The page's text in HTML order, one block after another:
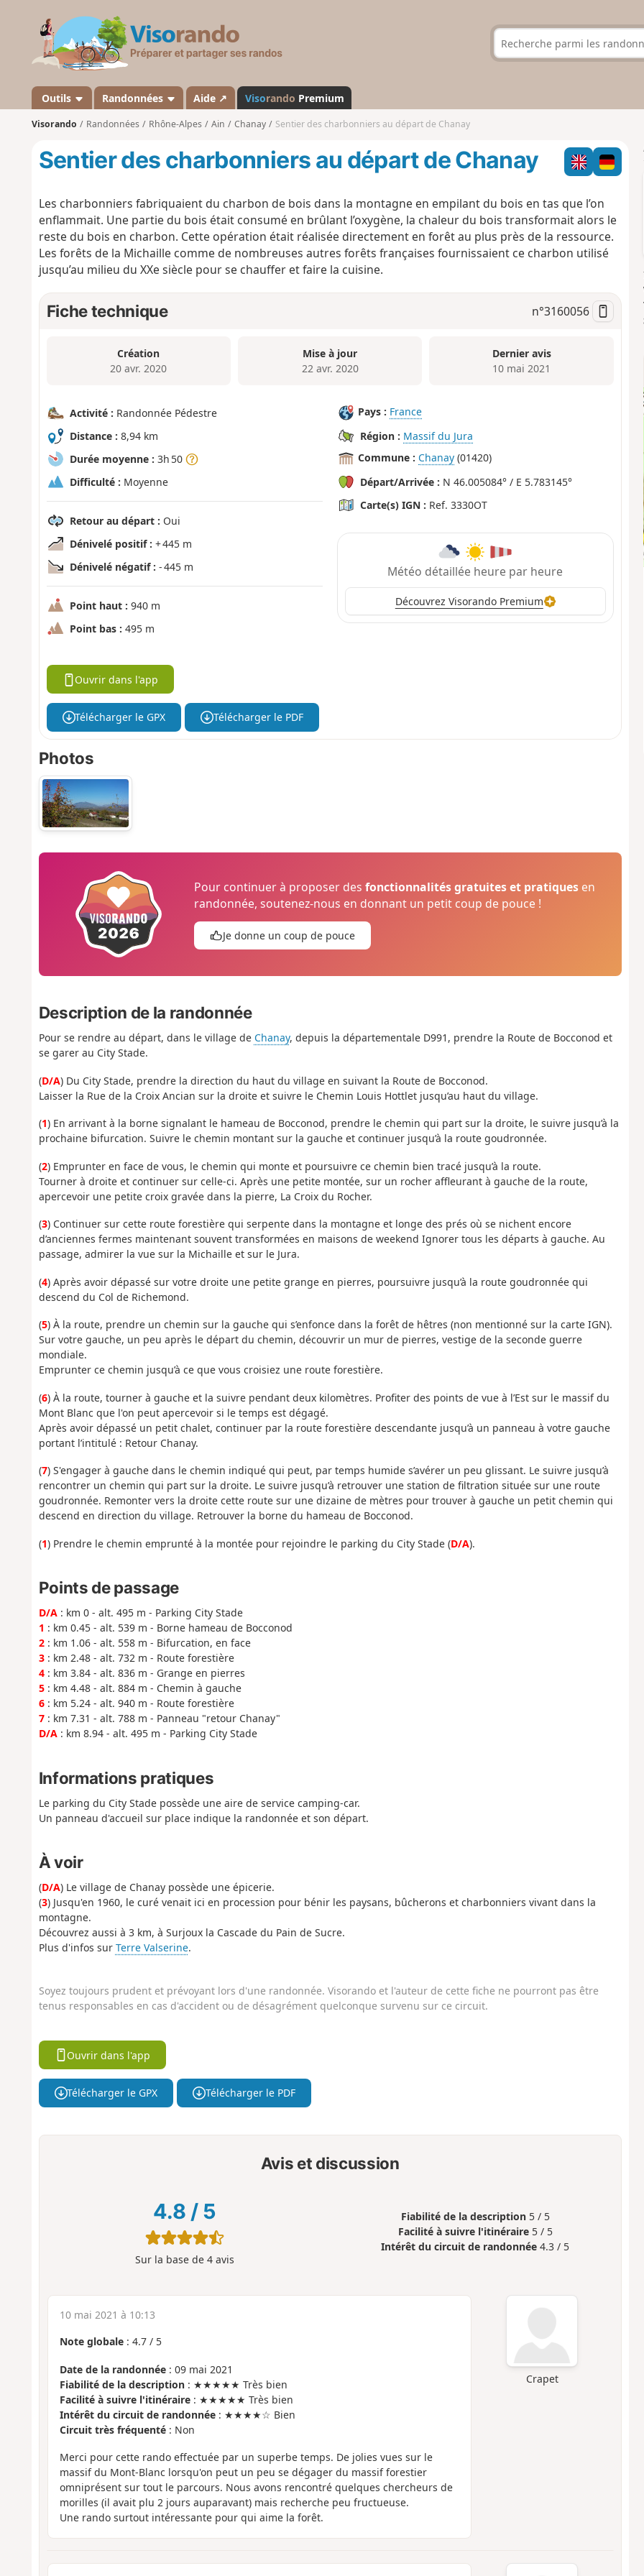
s
a
n
d
Outils Randonnées Aide ↗ Visorando Premium
Visorando Randonnées Rhône-Alpes Ain Chanay Sentier des charbonniers au départ de Chanay
Sentier des charbonniers au départ de Chanay
Les charbonniers fabriquaient du charbon de bois dans la montagne en empilant du bois en tas que l’on
enflammait. Une partie du bois était consumé en brûlant l’oxygène, la chaleur du bois transformait alors le
reste du bois en charbon. Cette opération était réalisée directement en forêt au plus près de la ressource.
Les forêts de la Michaille comme de nombreuses autres forêts françaises fournissaient ce charbon utilisé
jusqu’au milieu du XXe siècle pour se chauffer et faire la cuisine.
Fiche technique n°3160056
Création
20 avr. 2020
Mise à jour
22 avr. 2020
Dernier avis
10 mai 2021
Activité : Randonnée Pédestre
Distance : 8,94 km
Durée moyenne : 3h 50
Difficulté : Moyenne
Retour au départ : Oui
Dénivelé positif : + 445 m
Dénivelé négatif : - 445 m
Point haut : 940 m
Point bas : 495 m
Pays : France
Région : Massif du Jura
Commune : Chanay (01420)
Départ/Arrivée : N 46.005084° / E 5.783145°
Carte(s) IGN : Ref. 3330OT
Météo détaillée heure par heure
Découvrez Visorando Premium
Ouvrir dans l'app
Télécharger le GPX Télécharger le PDF
Photos
Pour continuer à proposer desfonctionnalités gratuites et pratiques en
randonnée, soutenez-nous en donnant un petit coup de pouce !
Je donne un coup de pouce
Description de la randonnée
Pour se rendre au départ, dans le village de Chanay, depuis la départementale D991, prendre la Route de Bocconod et
se garer au City Stade.
(D/A) Du City Stade, prendre la direction du haut du village en suivant la Route de Bocconod.
Laisser la Rue de la Croix Ancian sur la droite et suivre le Chemin Louis Hottlet jusqu’au haut du village.
(1) En arrivant à la borne signalant le hameau de Bocconod, prendre le chemin qui part sur la droite, le suivre jusqu’à la
prochaine bifurcation. Suivre le chemin montant sur la gauche et continuer jusqu’à la route goudronnée.
(2) Emprunter en face de vous, le chemin qui monte et poursuivre ce chemin bien tracé jusqu’à la route.
Tourner à droite et continuer sur celle-ci. Après une petite montée, sur un rocher affleurant à gauche de la route,
apercevoir une petite croix gravée dans la pierre, La Croix du Rocher.
(3) Continuer sur cette route forestière qui serpente dans la montagne et longe des prés où se nichent encore
d’anciennes fermes maintenant souvent transformées en maisons de weekend Ignorer tous les départs à gauche. Au
passage, admirer la vue sur la Michaille et sur le Jura.
(4) Après avoir dépassé sur votre droite une petite grange en pierres, poursuivre jusqu’à la route goudronnée qui
descend du Col de Richemond.
(5) À la route, prendre un chemin sur la gauche qui s’enfonce dans la forêt de hêtres (non mentionné sur la carte IGN).
Sur votre gauche, un peu après le départ du chemin, découvrir un mur de pierres, vestige de la seconde guerre
mondiale.
Emprunter ce chemin jusqu’à ce que vous croisiez une route forestière.
(6) À la route, tourner à gauche et la suivre pendant deux kilomètres. Profiter des points de vue à l’Est sur le massif du
Mont Blanc que l'on peut apercevoir si le temps est dégagé.
Après avoir dépassé un petit chalet, continuer par la route forestière descendante jusqu’à un panneau à votre gauche
portant l’intitulé : Retour Chanay.
(7) S'engager à gauche dans le chemin indiqué qui peut, par temps humide s’avérer un peu glissant. Le suivre jusqu’à
rencontrer un chemin qui part sur la droite. Le suivre jusqu’à retrouver une station de filtration située sur une route
goudronnée. Remonter vers la droite cette route sur une dizaine de mètres pour trouver à gauche un petit chemin qui
descend en direction du village. Retrouver la borne du hameau de Bocconod.
(1) Prendre le chemin emprunté à la montée pour rejoindre le parking du City Stade (D/A).
Points de passage
D/A: km 0 - alt. 495 m - Parking City Stade
1 : km 0.45 - alt. 539 m - Borne hameau de Bocconod
2: km 1.06 - alt. 558 m - Bifurcation, en face
3: km 2.48 - alt. 732 m - Route forestière
4: km 3.84 - alt. 836 m - Grange en pierres
5: km 4.48 - alt. 884 m - Chemin à gauche
6: km 5.24 - alt. 940 m - Route forestière
7: km 7.31 - alt. 788 m - Panneau "retour Chanay"
D/A: km 8.94 - alt. 495 m - Parking City Stade
Informations pratiques
Le parking du City Stade possède une aire de service camping-car.
Un panneau d'accueil sur place indique la randonnée et son départ.
À voir
(D/A) Le village de Chanay possède une épicerie.
(3) Jusqu'en 1960, le curé venait ici en procession pour bénir les paysans, bûcherons et charbonniers vivant dans la
montagne.
Découvrez aussi à 3 km, à Surjoux la Cascade du Pain de Sucre.
Plus d'infos sur Terre Valserine.
Soyez toujours prudent et prévoyant lors d'une randonnée. Visorando et l'auteur de cette fiche ne pourront pas être
tenus responsables en cas d'accident ou de désagrément quelconque survenu sur ce circuit.
Ouvrir dans l'app
Télécharger le GPX Télécharger le PDF
Avis et discussion
4.8 / 5
Sur la base de 4avis
Fiabilité de la description 5 / 5
Facilité à suivre l'itinéraire 5 / 5
Intérêt du circuit de randonnée 4.3 / 5
Crapet
10 mai 2021 à 10:13
Note globale: 4.7/ 5
Date de la randonnée: 09 mai 2021
Fiabilité de la description: ★★★★★ Très bien
Facilité à suivre l'itinéraire: ★★★★★ Très bien
Intérêt du circuit de randonnée: ★★★★☆ Bien
Circuit très fréquenté: Non
Merci pour cette rando effectuée par un superbe temps. De jolies vues sur le
massif du Mont-Blanc lorsqu'on peut un peu se dégager du massif forestier
omniprésent sur tout le parcours. Nous avons rencontré quelques chercheurs de
morilles (il avait plu 2 jours auparavant) mais recherche peu fructueuse.
Une rando surtout intéressante pour qui aime la forêt.